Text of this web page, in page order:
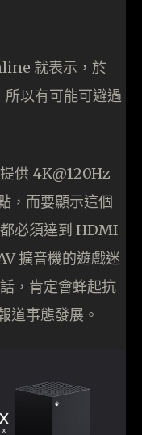
就表示，於
以有可能可避過
供 4K@120Hz
，而要顯示這個
必須達到 HDMI
擴音機的遊戲迷
，肯定會蜂起抗
道事態發展。